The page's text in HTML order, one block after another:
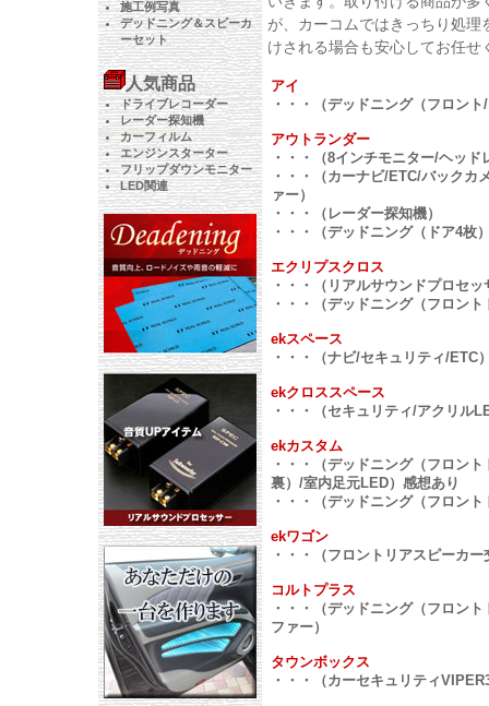
が、カーコムではきっちり処
けされる場合も安心してお任せ
アイ
・・・（デッドニング（フロン
アウトランダー
・・・（8インチモニター/ヘッド
・・・（カーナビ/ETC/バックカ
ァー）
・・・（レーダー探知機）
・・・（デッドニング（ドア4枚
エクリプスクロス
・・・（リアルサウンドプロセッ
・・・（デッドニング（フロン
ekスペース
・・・（ナビ/セキュリティ/ETC
ekクロススペース
・・・（セキュリティ/アクリル
ekカスタム
・・・（デッドニング（フロン
裏）/室内足元LED）感想あり
・・・（デッドニング（フロン
ekワゴン
・・・（フロントリアスピーカ
コルトプラス
・・・（デッドニング（フロン
ファー）
タウンボックス
・・・（カーセキュリティ
施工例写真
デッドニング＆スピーカ
ーセット
人気商品
ドライブレコーダー
レーダー探知機
カーフィルム
エンジンスターター
フリップダウンモニター
LED関連